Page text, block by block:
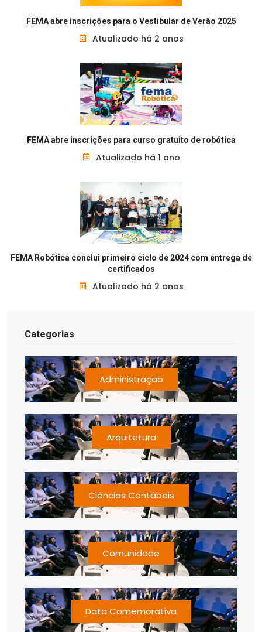
FEMA abre inscrições para o Vestibular de Verão 2025
Atualizado há 2 anos
FEMA abre inscrições para curso gratuito de robótica
Atualizado há 1 ano
FEMA Robótica conclui primeiro ciclo de 2024 com entrega de
certificados
Atualizado há 2 anos
Categorias
Administração
Arquitetura
Ciências Contábeis
Comunidade
Data Comemorativa